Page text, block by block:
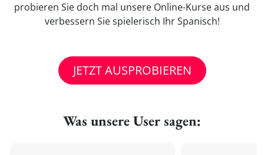
probieren Sie doch mal unsere Online-Kurse aus und
verbessern Sie spielerisch Ihr Spanisch!
JETZT AUSPROBIEREN
Was unsere User sagen: